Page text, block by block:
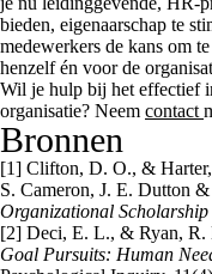
bieden, eigenaarschap te
medewerkers de kans om
henzelf én voor de
Wil je hulp bij het effectief
organisatie? Neem contact
Bronnen
[1] Clifton, D. O., &
S. Cameron, J. E. Dutton
Organizational Scholarship
[2] Deci, E. L., & Ryan, R.
Goal Pursuits: Human